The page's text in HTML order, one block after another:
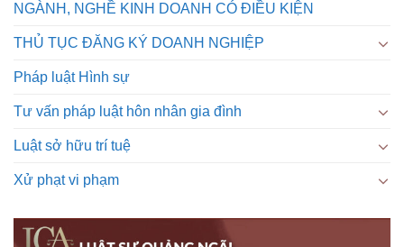
NGÀNH, NGHỀ KINH DOANH CÓ ĐIỀU KIỆN
THỦ TỤC ĐĂNG KÝ DOANH NGHIỆP
Pháp luật Hình sự
Tư vấn pháp luật hôn nhân gia đình
Luật sở hữu trí tuệ
Xử phạt vi phạm